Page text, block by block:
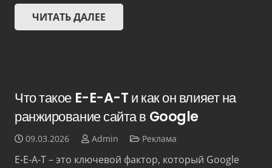
ЧИТАТЬ ДАЛЕЕ
Что такое E-E-A-T и как он влияет на
ранжирование сайта в Google
09.03.2026 Admin Реклама
E-E-A-T – это ключевой фактор, который Google